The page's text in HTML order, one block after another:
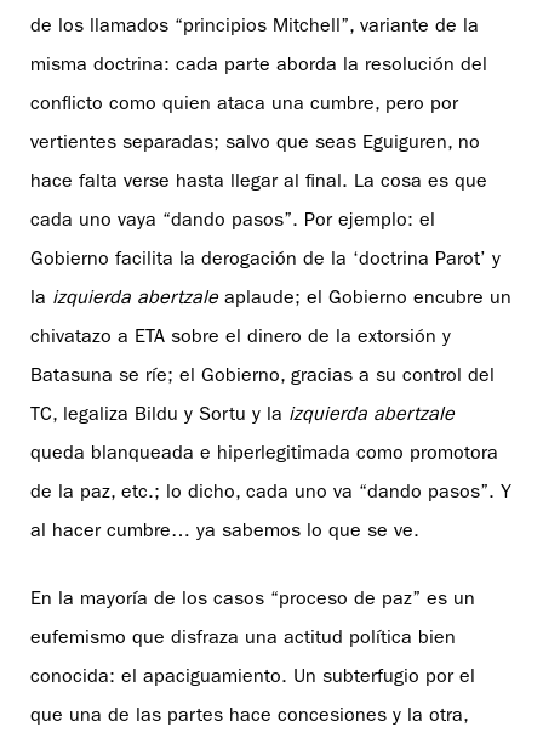
de los llamados “principios Mitchell”, variante de la
misma doctrina: cada parte aborda la resolución del
conflicto como quien ataca una cumbre, pero por
vertientes separadas; salvo que seas Eguiguren, no
hace falta verse hasta llegar al final. La cosa es que
cada uno vaya “dando pasos”. Por ejemplo: el
Gobierno facilita la derogación de la ‘doctrina Parot’ y
la izquierda abertzaleaplaude; el Gobierno encubre un
chivatazo a ETA sobre el dinero de la extorsión y
Batasuna se ríe; el Gobierno, gracias a su control del
TC, legaliza Bildu y Sortu y la izquierda abertzale
queda blanqueada e hiperlegitimada como promotora
de la paz, etc.; lo dicho, cada uno va “dando pasos”. Y
al hacer cumbre… ya sabemos lo que se ve.
En la mayoría de los casos “proceso de paz” es un
eufemismo que disfraza una actitud política bien
conocida: el apaciguamiento. Un subterfugio por el
que una de las partes hace concesiones y la otra,